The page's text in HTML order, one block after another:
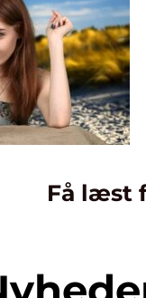
Få læst